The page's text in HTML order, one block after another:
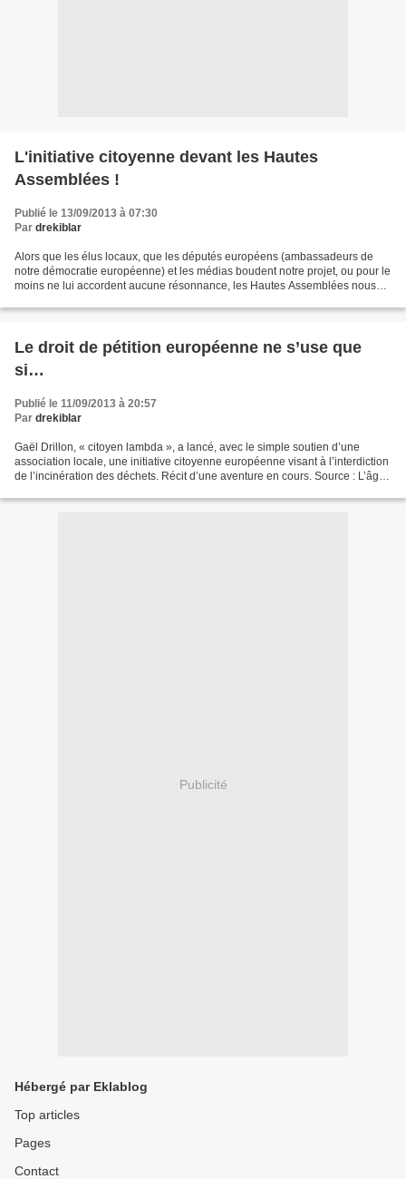
L'initiative citoyenne devant les Hautes
Assemblées !
Publié le 13/09/2013 à 07:30
Par drekiblar
Alors que les élus locaux, que les députés européens (ambassadeurs de
notre démocratie européenne) et les médias boudent notre projet, ou pour le
moins ne lui accordent aucune résonnance, les Hautes Assemblées nous
Le droit de pétition européenne ne s’use que
si…
Publié le 11/09/2013 à 20:57
Par drekiblar
Gaël Drillon, « citoyen lambda », a lancé, avec le simple soutien d’une
association locale, une initiative citoyenne européenne visant à l’interdiction
de l’incinération des déchets. Récit d’une aventure en cours. Source : L’âge
Publicité
Hébergé par Eklablog
Top articles
Pages
Contact